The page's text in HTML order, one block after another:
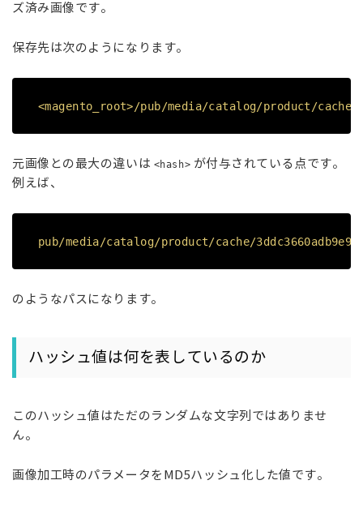
ズ済み画像です。
保存先は次のようになります。
<magento_root>/pub/media/catalog/product/
元画像との最大の違いは <hash> が付与されている点です。
例えば、
pub/media/catalog/product/cache/
のようなパスになります。
ハッシュ値は何を表しているのか
このハッシュ値はただのランダムな文字列ではありませ
ん。
画像加工時のパラメータをMD5ハッシュ化した値です。